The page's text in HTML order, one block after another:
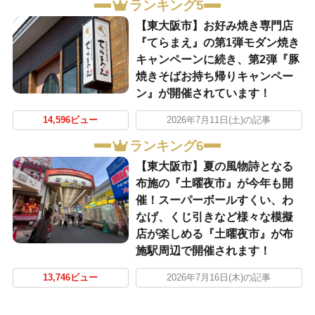
ランキング5
【東大阪市】お好み焼き専門店
『てらまえ』の第1弾モダン焼き
キャンペーンに続き、第2弾『豚
焼きそばお持ち帰りキャンペー
ン』が開催されています！
14,596ビュー 2026年7月11日(土)の記事
ランキング6
【東大阪市】夏の風物詩となる
布施の『土曜夜市』が今年も開
催！スーパーボールすくい、わ
なげ、くじ引きなど様々な模擬
店が楽しめる『土曜夜市』が布
施駅周辺で開催されます！
13,746ビュー 2026年7月16日(木)の記事